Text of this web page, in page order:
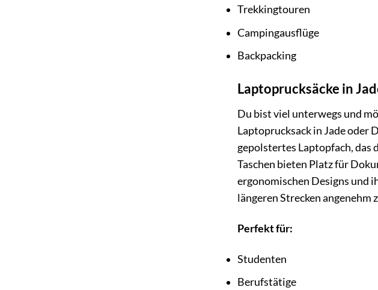
Trekkingtouren
Campingausflüge
Backpacking
Laptoprucksäcke in
Du bist viel unterwegs und
Laptoprucksack in Jade oder
gepolstertes Laptopfach, das
Taschen bieten Platz für
ergonomischen Designs und
längeren Strecken angenehm
Perfekt für:
Studenten
Berufstätige